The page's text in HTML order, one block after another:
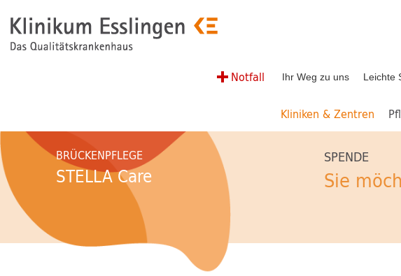
Notfall Ihr Weg zu uns Leichte
Kliniken & Zentren
BRÜCKENPFLEGE
STELLA Care
SPENDE
Sie